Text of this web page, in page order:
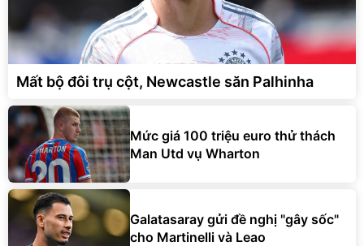
Mất bộ đôi trụ cột, Newcastle săn Palhinha
Mức giá 100 triệu euro thử thách
Man Utd vụ Wharton
Galatasaray gửi đề nghị "gây sốc"
cho Martinelli và Leao